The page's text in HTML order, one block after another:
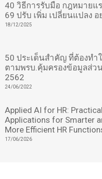
40 วิธีการรับมือ กฎหมายแ
69 ปรับ เพิ่ม เปลี่ยนแปลง อ
18/12/2025
50 ประเด็นสำคัญ ที่ต้องทำ
ตามพรบ.คุ้มครองข้อมูลส่ว
2562
24/06/2022
Applied AI for HR: Practical
Applications for Smarter
More Efficient HR
17/06/2026